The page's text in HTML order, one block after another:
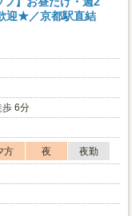
迎★／京都駅直結
歩 6分
方 夜
夜勤